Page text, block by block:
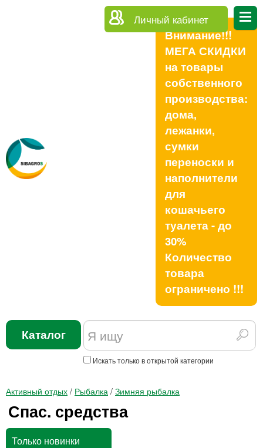
Личный кабинет
Внимание!!!
МЕГА СКИДКИ
на товары
собственного
производства:
дома,
лежанки,
сумки
переноски и
наполнители
для
кошачьего
туалета - до
30%
Количество
товара
ограничено !!!
Каталог
Искать только в открытой категории
Активный отдых / Рыбалка / Зимняя рыбалка
Спас. средства
Только новинки